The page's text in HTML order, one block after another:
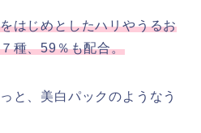
はじめとしたハリやうるお
種、59％も配合。
と、美白パックのようなう